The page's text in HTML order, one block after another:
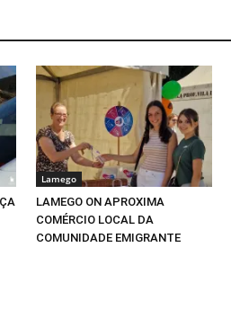
Lamego
LAMEGO ON APROXIMA
COMÉRCIO LOCAL DA
COMUNIDADE EMIGRANTE